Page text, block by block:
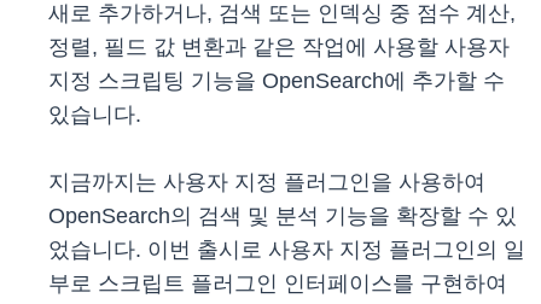
새로 추가하거나, 검색 또는 인덱싱 중 점수 계산,
정렬, 필드 값 변환과 같은 작업에 사용할 사용자
지정 스크립팅 기능을 OpenSearch에 추가할 수
있습니다.
지금까지는 사용자 지정 플러그인을 사용하여
OpenSearch의 검색 및 분석 기능을 확장할 수 있
었습니다. 이번 출시로 사용자 지정 플러그인의 일
부로 스크립트 플러그인 인터페이스를 구현하여